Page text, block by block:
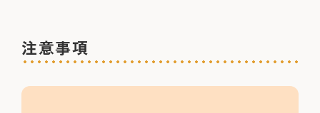
注意事項